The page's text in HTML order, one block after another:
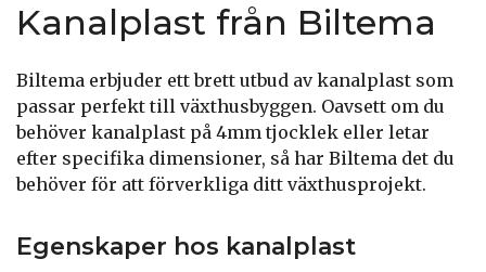
Kanalplast från Biltema
Biltema erbjuder ett brett utbud av kanalplast som
passar perfekt till växthusbyggen. Oavsett om du
behöver kanalplast på 4mm tjocklek eller letar
efter specifika dimensioner, så har Biltema det du
behöver för att förverkliga ditt växthusprojekt.
Egenskaper hos kanalplast